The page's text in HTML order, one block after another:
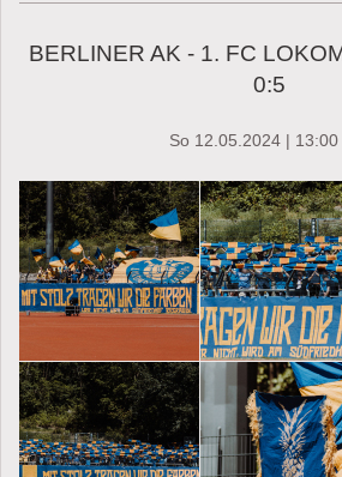
BERLINER AK - 1. FC
0:5
So 12.05.2024 | 13:00